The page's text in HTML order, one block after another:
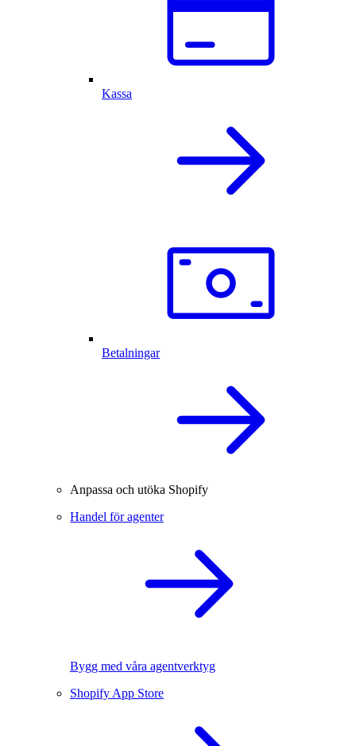
Kassa
Betalningar
Anpassa och utöka Shopify
Handel för agenter
Bygg med våra agentverktyg
Shopify App Store